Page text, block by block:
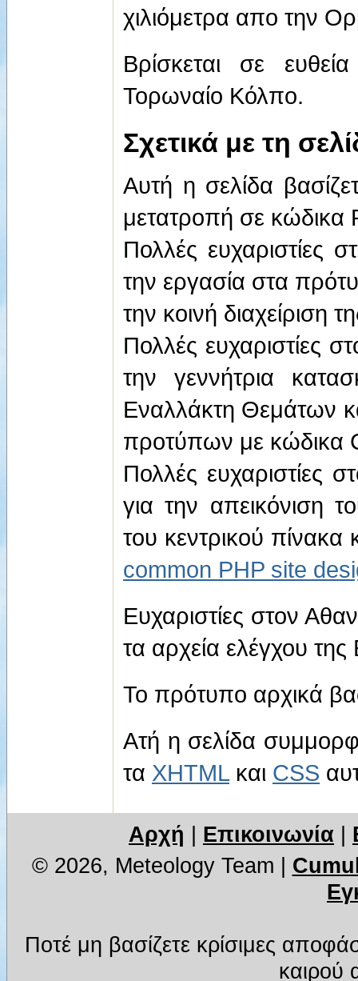
χιλιόμετρα απο την
Βρίσκεται σε
Τορωναίο Κόλπο.
Σχετικά με τη
Αυτή η σελίδα
μετατροπή σε
Πολλές ευχαριστίες
την εργασία στα
την κοινή διαχείριση
Πολλές ευχαριστίες
την γεννήτρια
Εναλλάκτη Θεμάτων
προτύπων με κώδικα
Πολλές ευχαριστίες
για την απεικόνιση
του κεντρικού
common PHP site
Ευχαριστίες στον
τα αρχεία ελέγχου
Το πρότυπο αρχικά
Ατή η σελίδα
τα XHTMLκαι CSS
Αρχή Επικοινωνία
© 2026, Meteology Team
Ποτέ μη βασίζετε κρίσιμες
καιρού